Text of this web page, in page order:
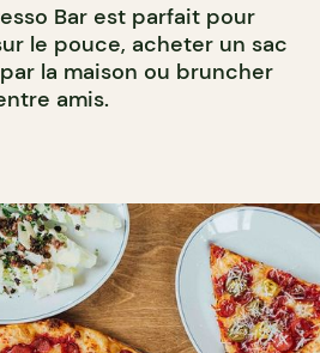
Bar est parfait pour
le pouce, acheter un sac
la maison ou bruncher
amis.